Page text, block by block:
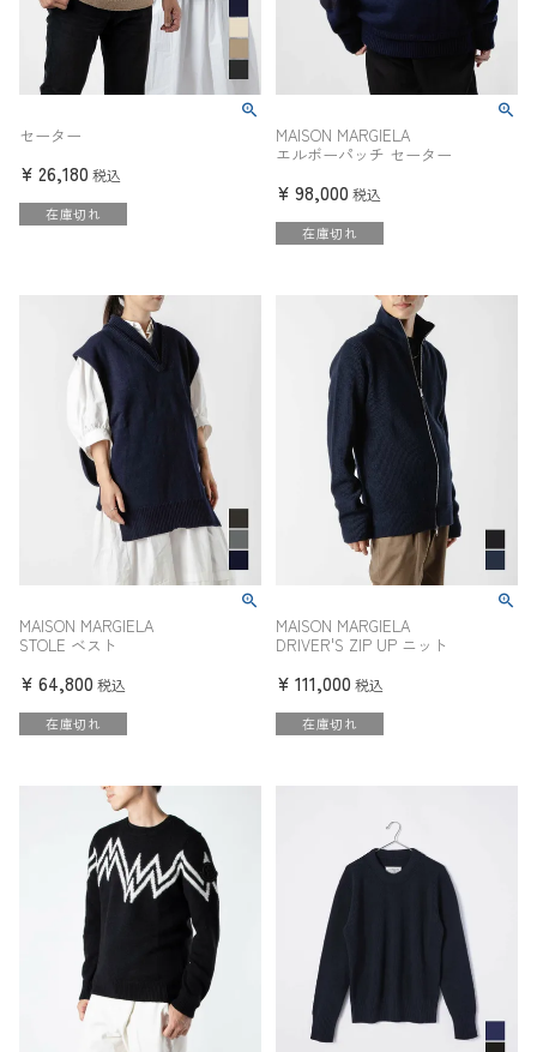
セーター
¥ 26,180 税込
在庫切れ
MAISON MARGIELA
エルボーパッチ セーター
¥ 98,000 税込
在庫切れ
MAISON MARGIELA
STOLE ベスト
¥ 64,800 税込
在庫切れ
MAISON MARGIELA
DRIVER'S ZIP UP ニット
¥ 111,000 税込
在庫切れ